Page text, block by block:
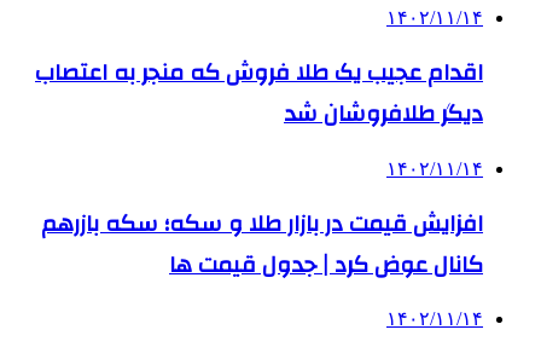
۱۴۰۲/۱۱/۱۴
اقدام عجیب یک طلا فروش که منجر به اعتصاب
دیگر طلافروشان شد
۱۴۰۲/۱۱/۱۴
افزایش قیمت در بازار طلا و سکه؛ سکه بازرهم
کانال عوض کرد | جدول قیمت ها
۱۴۰۲/۱۱/۱۴